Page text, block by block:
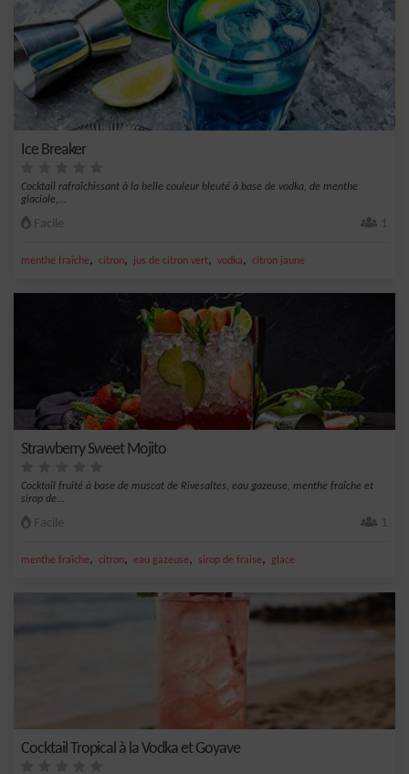
Ice Breaker
Cocktail rafraîchissant à la belle couleur bleuté à base de vodka, de menthe
glaciale,...
Facile 1
menthe fraîche, citron, jus de citron vert, vodka, citron jaune
Strawberry Sweet Mojito
Cocktail fruité à base de muscat de Rivesaltes, eau gazeuse, menthe fraîche et
sirop de...
Facile 1
menthe fraîche, citron, eau gazeuse, sirop de fraise, glace
Cocktail Tropical à la Vodka et Goyave